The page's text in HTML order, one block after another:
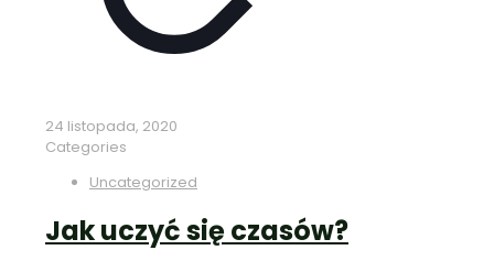
24 listopada, 2020
Categories
Uncategorized
Jak uczyć się czasów?